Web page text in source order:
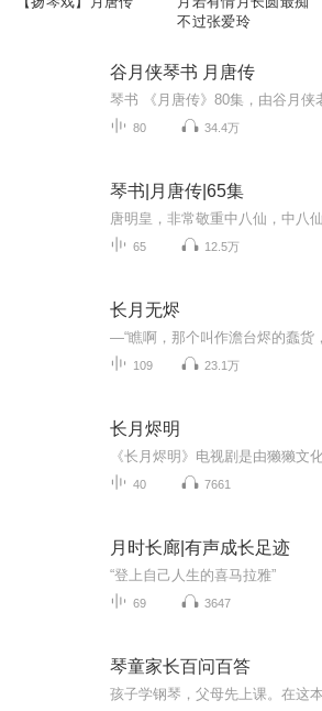
不过张爱玲
谷月侠琴书 月唐传
80 34.4万
琴书|月唐传|65集
65 12.5万
长月无烬
109 23.1万
长月烬明
40 7661
月时长廊|有声成长足迹
“登上自己人生的喜马拉雅”
69 3647
琴童家长百问百答